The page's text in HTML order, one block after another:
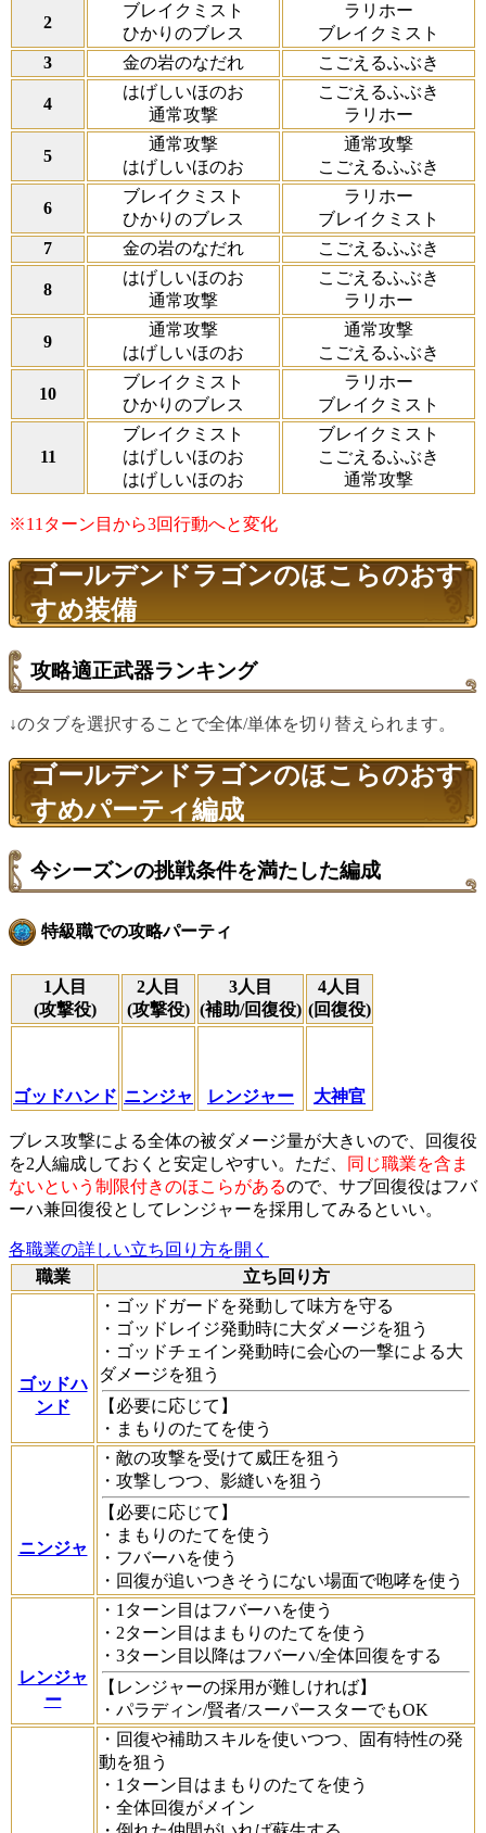
2
ブレイクミスト
ひかりのブレス
ラリホー
ブレイクミスト
3
金の岩のなだれ こごえるふぶき
4
はげしいほのお
通常攻撃
こごえるふぶき
ラリホー
5
通常攻撃
はげしいほのお
通常攻撃
こごえるふぶき
6
ブレイクミスト
ひかりのブレス
ラリホー
ブレイクミスト
7
金の岩のなだれ こごえるふぶき
8
はげしいほのお
通常攻撃
こごえるふぶき
ラリホー
9
通常攻撃
はげしいほのお
通常攻撃
こごえるふぶき
10
ブレイクミスト
ひかりのブレス
ラリホー
ブレイクミスト
11
ブレイクミスト
はげしいほのお
はげしいほのお
ブレイクミスト
こごえるふぶき
通常攻撃
※11ターン目から3回行動へと変化
ゴールデンドラゴンのほこらのおす
すめ装備
攻略適正武器ランキング
↓のタブを選択することで全体/単体を切り替えられます。
ゴールデンドラゴンのほこらのおす
すめパーティ編成
今シーズンの挑戦条件を満たした編成
特級職での攻略パーティ
1人目
(攻撃役)
2人目
(攻撃役)
3人目
(補助/回復役)
4人目
(回復役)
ゴッドハンド ニンジャ レンジャー 大神官
ブレス攻撃による全体の被ダメージ量が大きいので、回復役
を2人編成しておくと安定しやすい。ただ、
同じ職業を含ま
ないという制限付きのほこらがあるので、サブ回復役はフバ
ーハ兼回復役としてレンジャーを採用してみるといい。
各職業の詳しい立ち回り方を開く
職業
立ち回り方
ゴッドハ
ンド
・ゴッドガードを発動して味方を守る
・ゴッドレイジ発動時に大ダメージを狙う
・ゴッドチェイン発動時に会心の一撃による大
ダメージを狙う
【必要に応じて】
・まもりのたてを使う
ニンジャ
・敵の攻撃を受けて威圧を狙う
・攻撃しつつ、影縫いを狙う
【必要に応じて】
・まもりのたてを使う
・フバーハを使う
・回復が追いつきそうにない場面で咆哮を使う
レンジャ
ー
・1ターン目はフバーハを使う
・2ターン目はまもりのたてを使う
・3ターン目以降はフバーハ/全体回復をする
【レンジャーの採用が難しければ】
・パラディン/賢者/スーパースターでもOK
・回復や補助スキルを使いつつ、固有特性の発
動を狙う
・1ターン目はまもりのたてを使う
・全体回復がメイン